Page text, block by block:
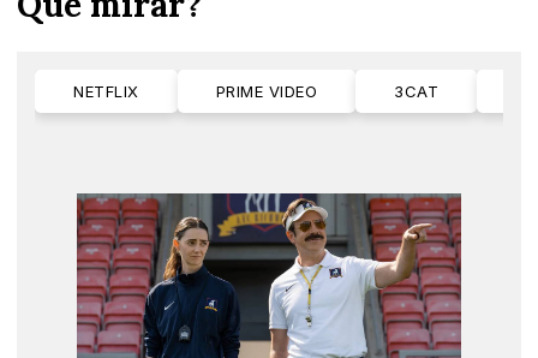
NETFLIX PRIME VIDEO 3CAT